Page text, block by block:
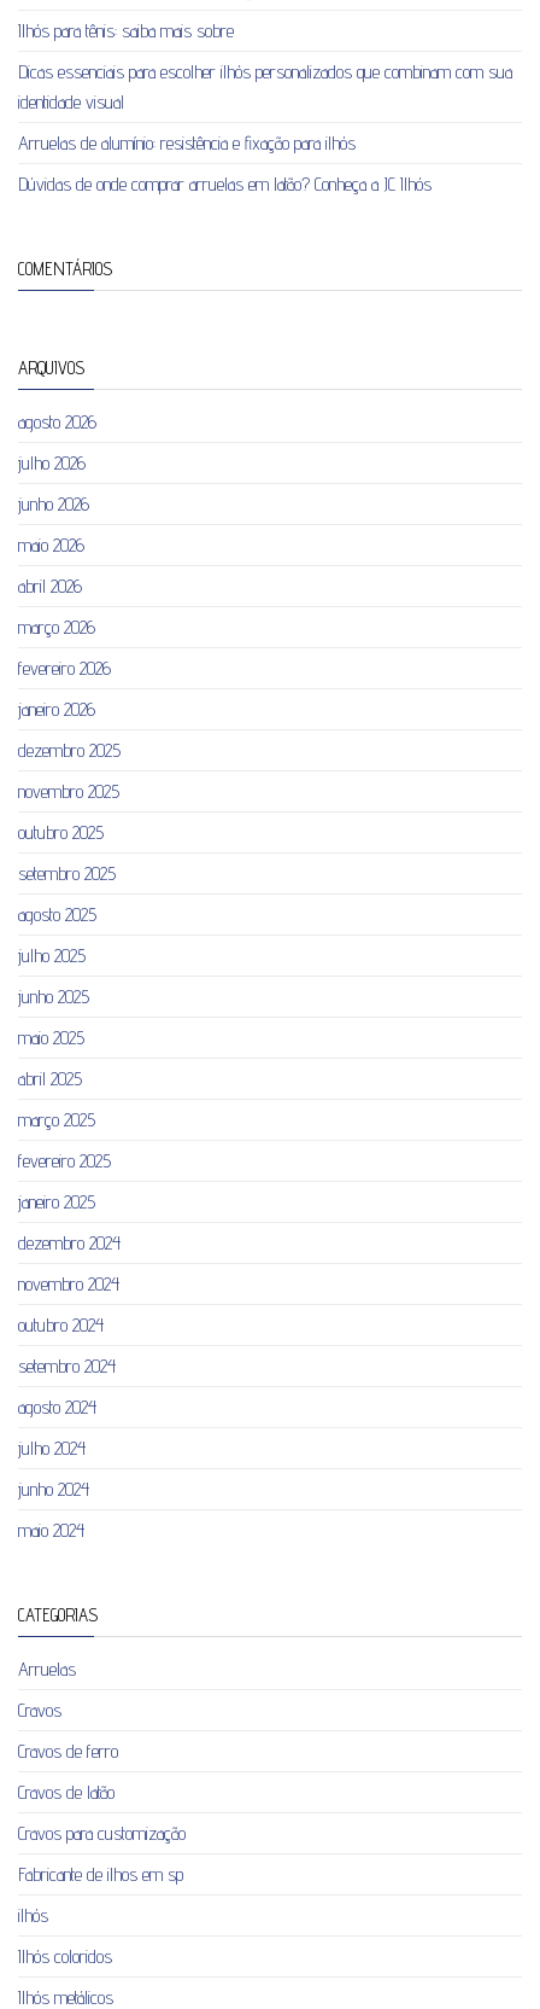
Ilhós para tênis: saiba mais sobre
Dicas essenciais para escolher ilhós personalizados que combinam com sua
identidade visual
Arruelas de alumínio: resistência e fixação para ilhós
Dúvidas de onde comprar arruelas em latão? Conheça a JC Ilhós
COMENTÁRIOS
ARQUIVOS
agosto 2026
julho 2026
junho 2026
maio 2026
abril 2026
março 2026
fevereiro 2026
janeiro 2026
dezembro 2025
novembro 2025
outubro 2025
setembro 2025
agosto 2025
julho 2025
junho 2025
maio 2025
abril 2025
março 2025
fevereiro 2025
janeiro 2025
dezembro 2024
novembro 2024
outubro 2024
setembro 2024
agosto 2024
julho 2024
junho 2024
maio 2024
CATEGORIAS
Arruelas
Cravos
Cravos de ferro
Cravos de latão
Cravos para customização
Fabricante de ilhos em sp
ilhós
Ilhós coloridos
Ilhós metálicos